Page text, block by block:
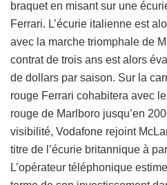
braquet en misant sur une
Ferrari. L’écurie italienne est
avec la marche triomphale de
contrat de trois ans est alors
de dollars par saison. Sur la
rouge Ferrari cohabitera avec
rouge de Marlboro jusqu’en
visibilité, Vodafone rejoint
titre de l’écurie britannique à
L’opérateur téléphonique